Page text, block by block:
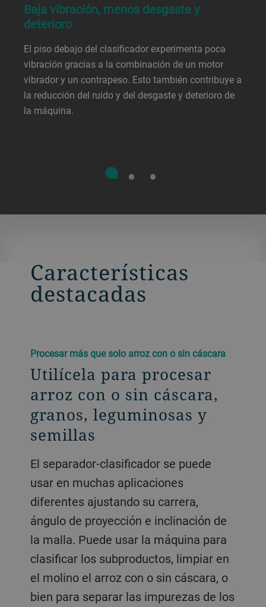
Baja vibración, menos desgaste y
deterioro
El piso debajo del clasificador experimenta poca
vibración gracias a la combinación de un motor
vibrador y un contrapeso. Esto también contribuye a
la reducción del ruido y del desgaste y deterioro de
la máquina.
Características
destacadas
Procesar más que solo arroz con o sin cáscara
Utilícela para procesar
arroz con o sin cáscara,
granos, leguminosas y
semillas
El separador-clasificador se puede
usar en muchas aplicaciones
diferentes ajustando su carrera,
ángulo de proyección e inclinación de
la malla. Puede usar la máquina para
clasificar los subproductos, limpiar en
el molino el arroz con o sin cáscara, o
bien para separar las impurezas de los